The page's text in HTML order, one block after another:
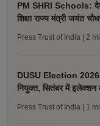
PM SHRI Schools:
शिक्षा राज्य मंत्री जयंत
Press Trust of India | 2
DUSU Election 2026:
नियुक्त, सितंबर में इलेक्शन
Press Trust of India | 1